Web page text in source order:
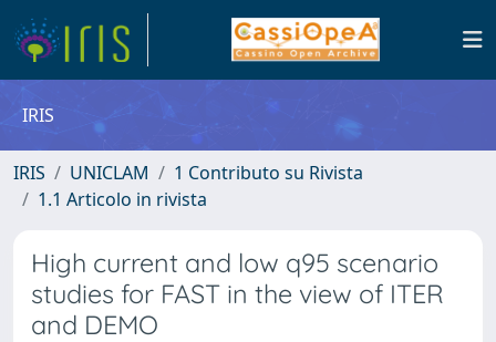
IRIS
IRIS UNICLAM
1 Contributo su Rivista
1.1 Articolo in rivista
High current and low q95 scenario
studies for FAST in the view of ITER
and DEMO